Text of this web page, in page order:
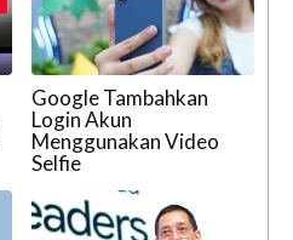
Google Tambahkan
Login Akun
Menggunakan Video
Selfie